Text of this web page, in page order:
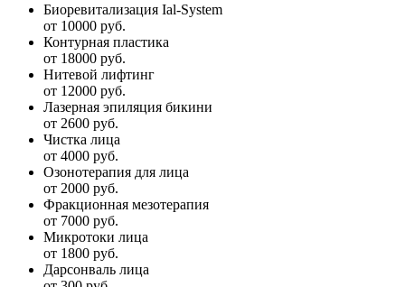
Биоревитализация Ial-System
от 10000 руб.
Контурная пластика
от 18000 руб.
Нитевой лифтинг
от 12000 руб.
Лазерная эпиляция бикини
от 2600 руб.
Чистка лица
от 4000 руб.
Озонотерапия для лица
от 2000 руб.
Фракционная мезотерапия
от 7000 руб.
Микротоки лица
от 1800 руб.
Дарсонваль лица